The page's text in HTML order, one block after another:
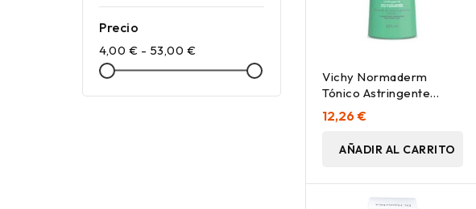
Precio
4,00 € - 53,00 €
Vichy Normaderm
Tónico Astringente
Purificante, 200 Ml
12,26 €
AÑADIR AL CARRITO